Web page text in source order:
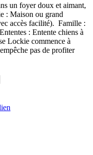
un foyer doux et aimant,
: Maison ou grand
accès facilité). ‍‍ Famille :
: Entente chiens à
Lockie commence à
pas de profiter